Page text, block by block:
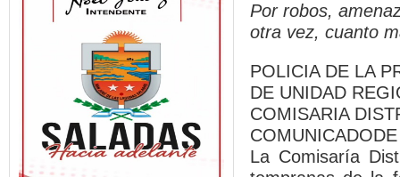
Por robos,
otra vez, cuanto
POLICIA DE LA
DE UNIDAD
COMISARIA
La Comisaría